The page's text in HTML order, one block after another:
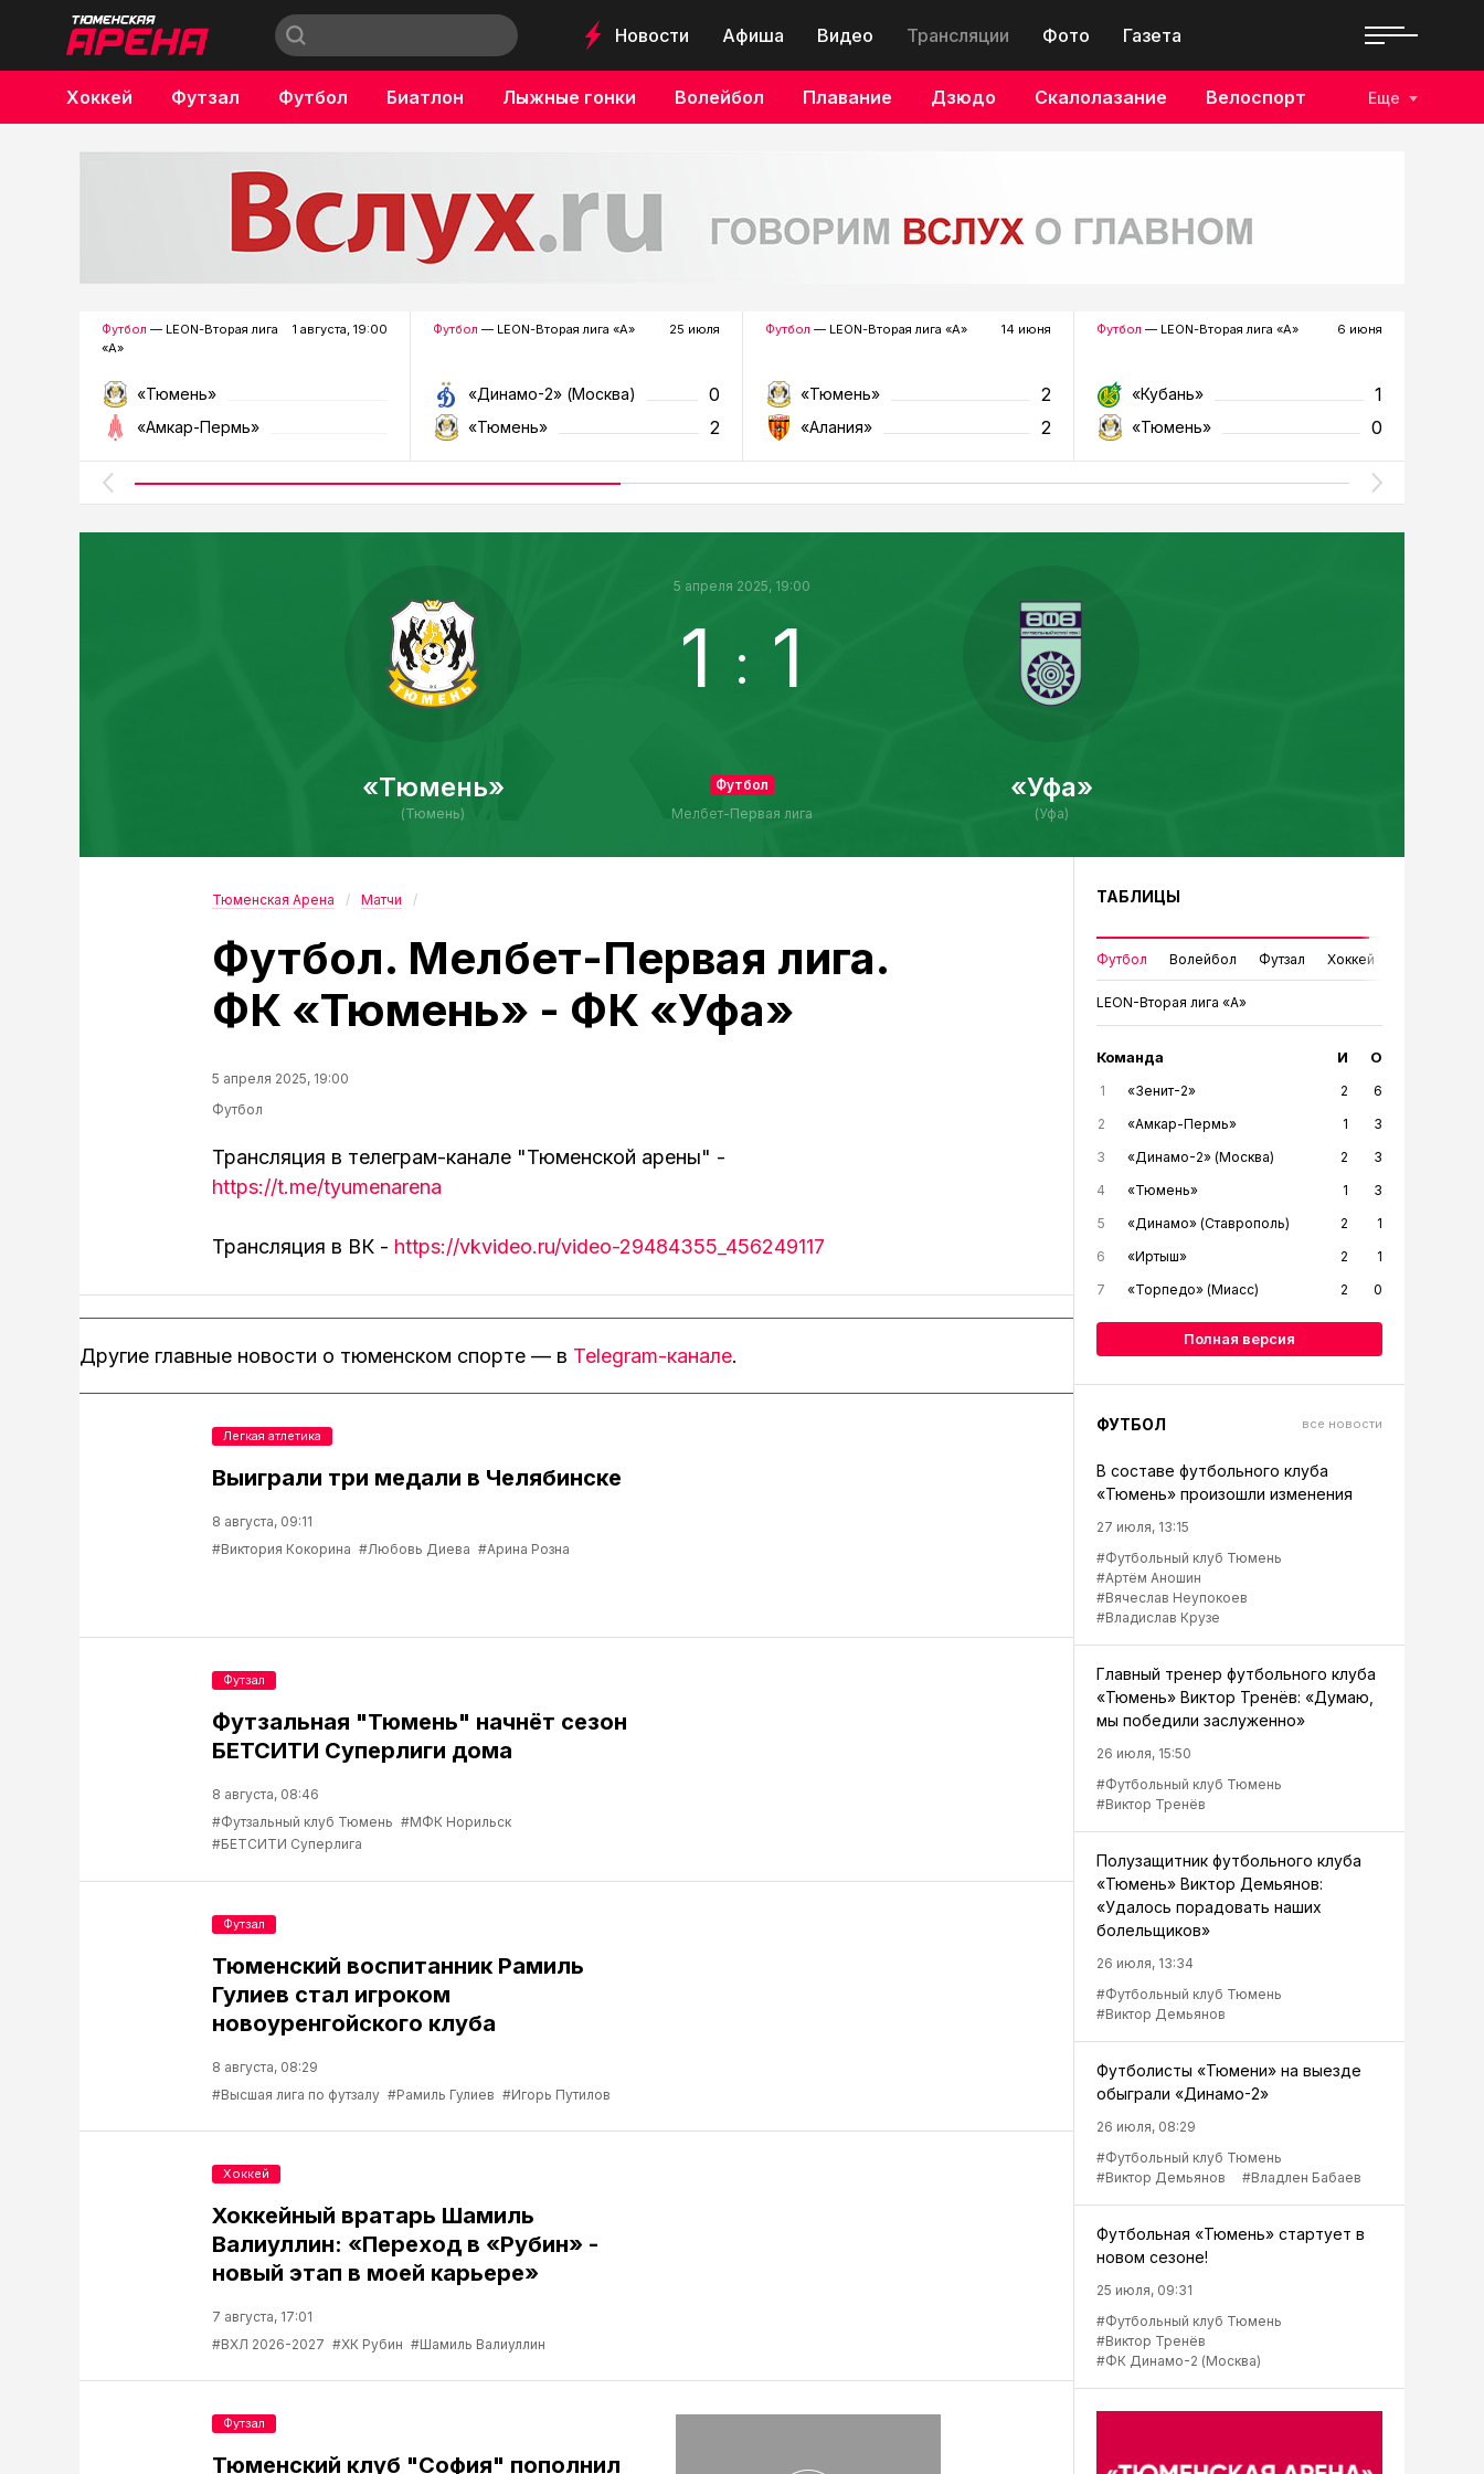
Новости Афиша Видео Трансляции Фото Газета
Хоккей Футзал Футбол Биатлон Лыжные гонки Волейбол Плавание Дзюдо Скалолазание Велоспорт
Бокс
Еще
Футбол — LEON-Вторая лига
«А»
1 августа, 19:00
«Тюмень»
«Амкар-Пермь»
Футбол — LEON-Вторая лига «А» 25 июля
«Динамо-2» (Москва) 0
«Тюмень» 2
Футбол — LEON-Вторая лига «А» 14 июня
«Тюмень» 2
«Алания» 2
Футбол — LEON-Вторая лига «А» 6 июня
«Кубань» 1
«Тюмень» 0
«Тюмень»
(Тюмень)
5 апреля 2025, 19:00
1 : 1
Футбол
Мелбет-Первая лига
«Уфа»
(Уфа)
Тюменская Арена Матчи
Футбол. Мелбет-Первая лига.
ФК «Тюмень» - ФК «Уфа»
5 апреля 2025, 19:00
Футбол
Трансляция в телеграм-канале "Тюменской арены" -
https://t.me/tyumenarena
Трансляция в ВК - https://vkvideo.ru/video-29484355_456249117
Другие главные новости о тюменском спорте — в Telegram-канале.
Выиграли три медали в Челябинске
8 августа, 09:11
#Виктория Кокорина #Любовь Диева #Арина Розна
Легкая атлетика
Футзальная "Тюмень" начнёт сезон
БЕТСИТИ Суперлиги дома
8 августа, 08:46
#Футзальный клуб Тюмень #МФК Норильск
#БЕТСИТИ Суперлига
Футзал
Тюменский воспитанник Рамиль
Гулиев стал игроком
новоуренгойского клуба
8 августа, 08:29
#Высшая лига по футзалу #Рамиль Гулиев #Игорь Путилов
Футзал
Хоккейный вратарь Шамиль
Валиуллин: «Переход в «Рубин» -
новый этап в моей карьере»
7 августа, 17:01
#ВХЛ 2026-2027 #ХК Рубин #Шамиль Валиуллин
Хоккей
Тюменский клуб "София" пополнил
Футзал
ТАБЛИЦЫ
Футбол Волейбол Футзал Хоккей
LEON-Вторая лига «А»
Команда И О
1 «Зенит-2» 2
6
2
«Амкар-Пермь» 1
3
3
«Динамо-2» (Москва) 2
3
4
«Тюмень» 1
3
5
«Динамо» (Ставрополь) 2
1
6
«Иртыш» 2
1
7
«Торпедо» (Миасс) 2 0
Полная версия
ФУТБОЛ все новости
В составе футбольного клуба
«Тюмень» произошли изменения
27 июля, 13:15
#Футбольный клуб Тюмень
#Артём Аношин
#Вячеслав Неупокоев
#Владислав Крузе
Главный тренер футбольного клуба
«Тюмень» Виктор Тренёв: «Думаю,
мы победили заслуженно»
26 июля, 15:50
#Футбольный клуб Тюмень
#Виктор Тренёв
Полузащитник футбольного клуба
«Тюмень» Виктор Демьянов:
«Удалось порадовать наших
болельщиков»
26 июля, 13:34
#Футбольный клуб Тюмень
#Виктор Демьянов
Футболисты «Тюмени» на выезде
обыграли «Динамо-2»
26 июля, 08:29
#Футбольный клуб Тюмень
#Виктор Демьянов
#Владлен Бабаев
Футбольная «Тюмень» стартует в
новом сезоне!
25 июля, 09:31
#Футбольный клуб Тюмень
#Виктор Тренёв
#ФК Динамо-2 (Москва)